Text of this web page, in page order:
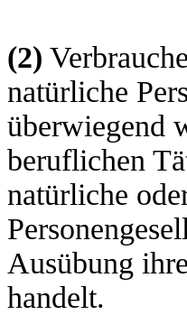
(2)
natürliche
überwiegend
beruflichen
natürliche
Ausübung
handelt.